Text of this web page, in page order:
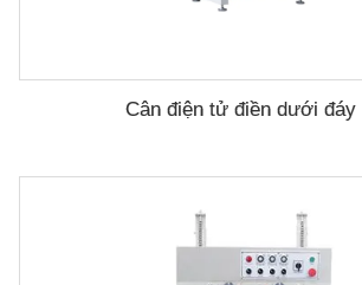
Cân điện tử điền dưới đáy